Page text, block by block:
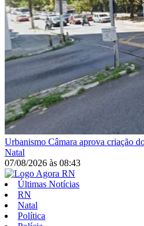
Urbanismo Câmara aprova criação
Natal
07/08/2026 às 08:43
Últimas Notícias
RN
Natal
Política